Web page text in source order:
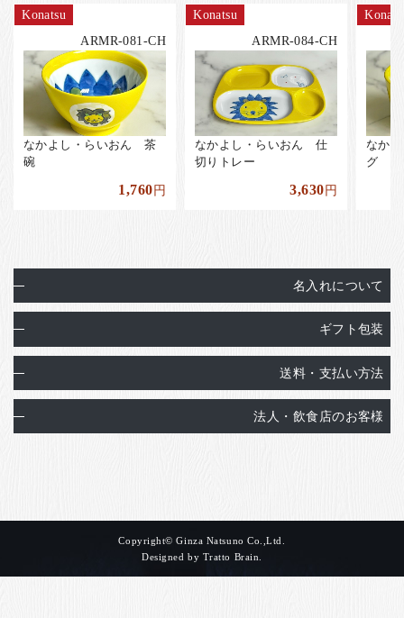
Konatsu
ARMR-081-CH
なかよし・らいおん 茶
碗
1,760円
Konatsu
ARMR-084-CH
なかよし・らいおん 仕
切りトレー
3,630円
なか
グ
名入れについて
ギフト包装
送料・支払い方法
法人・飲食店のお客様
Copyright© Ginza Natsuno Co.,Ltd.
Designed by Tratto Brain